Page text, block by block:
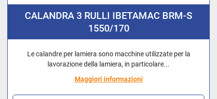
CALANDRA 3 RULLI IBETAMAC BRM-S
1550/170
Le calandre per lamiera sono macchine utilizzate per la
lavorazione della lamiera, in particolare...
Maggiori informazioni